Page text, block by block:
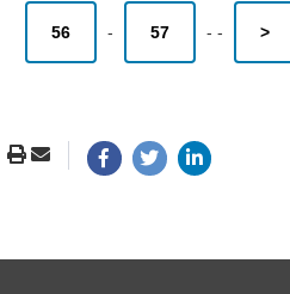
56 - 57 - - >